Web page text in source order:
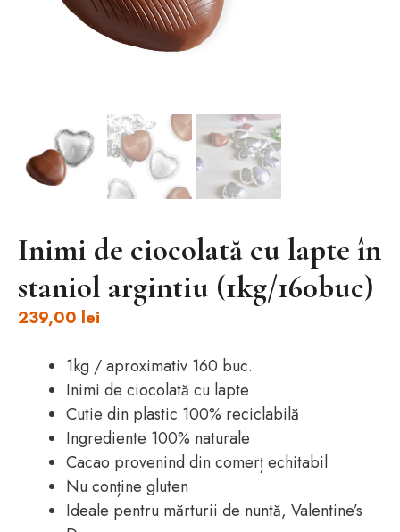
Inimi de ciocolată cu lapte în
staniol argintiu (1kg/160buc)
239,00 lei
1kg / aproximativ 160 buc.
Inimi de ciocolată cu lapte
Cutie din plastic 100% reciclabilă
Ingrediente 100% naturale
Cacao provenind din comerț echitabil
Nu conține gluten
Ideale pentru mărturii de nuntă, Valentine’s